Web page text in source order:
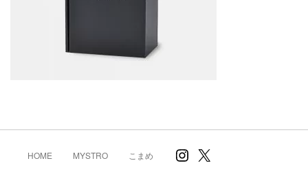
HOME MYSTRO こまめ Instagram
X